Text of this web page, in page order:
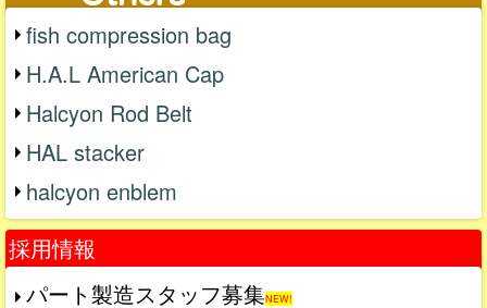
fish compression bag
H.A.L American Cap
Halcyon Rod Belt
HAL stacker
halcyon enblem
採用情報
パート製造スタッフ募集NEW!